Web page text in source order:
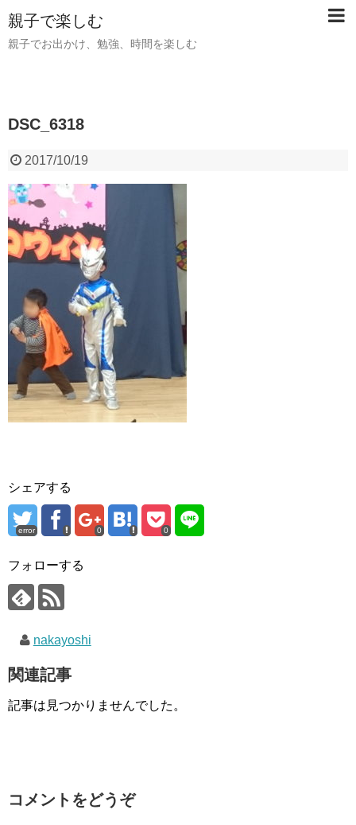
親子で楽しむ
親子でお出かけ、勉強、時間を楽しむ
DSC_6318
2017/10/19
シェアする
error 0 0
フォローする
nakayoshi
関連記事
記事は見つかりませんでした。
コメントをどうぞ